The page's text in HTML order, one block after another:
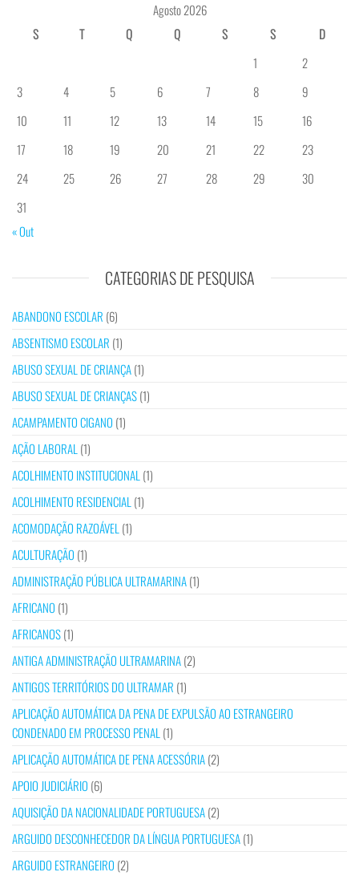
Agosto 2026
S
T Q Q S S
D
1
2
3
4 5 6 7 8
9
10
11 12 13 14 15
16
17
18 19 20 21 22
23
24
25 26 27 28 29
30
31
« Out
CATEGORIAS DE PESQUISA
ABANDONO ESCOLAR (6)
ABSENTISMO ESCOLAR (1)
ABUSO SEXUAL DE CRIANÇA(1)
ABUSO SEXUAL DE CRIANÇAS(1)
ACAMPAMENTO CIGANO (1)
AÇÃO LABORAL (1)
ACOLHIMENTO INSTITUCIONAL (1)
ACOLHIMENTO RESIDENCIAL (1)
ACOMODAÇÃO RAZOÁVEL (1)
ACULTURAÇÃO (1)
ADMINISTRAÇÃO PÚBLICA ULTRAMARINA(1)
AFRICANO (1)
AFRICANOS(1)
ANTIGA ADMINISTRAÇÃO ULTRAMARINA(2)
ANTIGOS TERRITÓRIOS DO ULTRAMAR (1)
APLICAÇÃO AUTOMÁTICA DA PENA DE EXPULSÃO AO ESTRANGEIRO
CONDENADO EM PROCESSO PENAL (1)
APLICAÇÃO AUTOMÁTICA DE PENA ACESSÓRIA(2)
APOIO JUDICIÁRIO (6)
AQUISIÇÃO DA NACIONALIDADE PORTUGUESA(2)
ARGUIDO DESCONHECEDOR DA LÍNGUA PORTUGUESA(1)
ARGUIDO ESTRANGEIRO (2)